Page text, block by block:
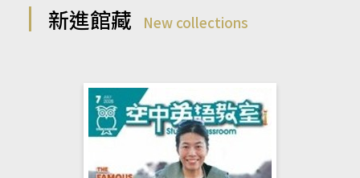
新進館藏 New collections